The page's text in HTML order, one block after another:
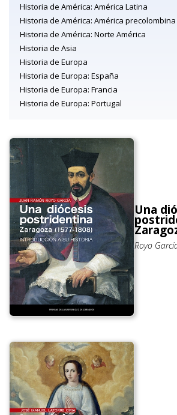
Historia de América: América Latina
Historia de América: América precolombina
Historia de América: Norte América
Historia de Asia
Historia de Europa
Historia de Europa: España
Historia de Europa: Francia
Historia de Europa: Portugal
Una
Royo